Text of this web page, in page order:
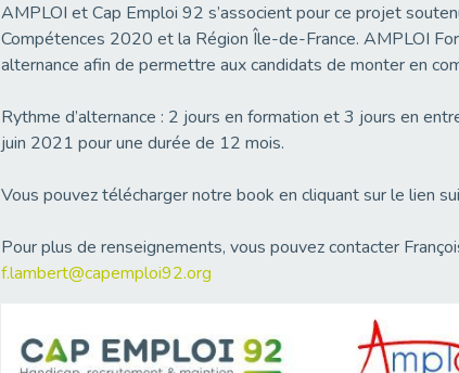
AMPLOI et Cap Emploi 92 s’associent pour ce projet
Compétences 2020 et la Région Île-de-France. AMPLOI
alternance afin de permettre aux candidats de monter en
Rythme d’alternance : 2 jours en formation et 3 jours en
juin 2021 pour une durée de 12 mois.
Vous pouvez télécharger notre book en cliquant sur le lien
Pour plus de renseignements, vous pouvez contacter
f.lambert@capemploi92.org